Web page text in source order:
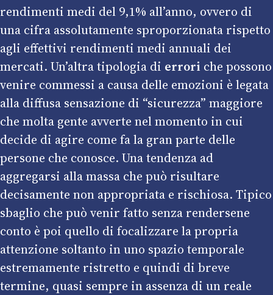
rendimenti medi del 9,1% all’anno, ovvero di
una cifra assolutamente sproporzionata rispetto
agli effettivi rendimenti medi annuali dei
mercati. Un’altra tipologia di errori che possono
venire commessi a causa delle emozioni è legata
alla diffusa sensazione di “sicurezza” maggiore
che molta gente avverte nel momento in cui
decide di agire come fa la gran parte delle
persone che conosce. Una tendenza ad
aggregarsi alla massa che può risultare
decisamente non appropriata e rischiosa. Tipico
sbaglio che può venir fatto senza rendersene
conto è poi quello di focalizzare la propria
attenzione soltanto in uno spazio temporale
estremamente ristretto e quindi di breve
termine, quasi sempre in assenza di un reale